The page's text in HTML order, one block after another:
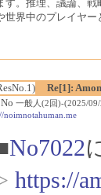
す。推理、議論、
世界中のプレイヤー
Re[1]:
一般人(2回)-(2025/
noimnotahuman.me
No7022
https://